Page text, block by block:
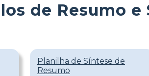
de Resumo e
Planilha de Síntese de
Resumo